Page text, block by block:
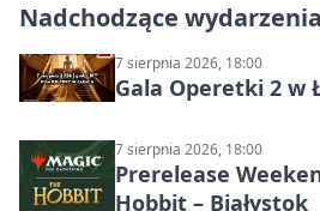
Nadchodzące wydarzenia
7 sierpnia 2026, 18:00
Gala Operetki 2 w
7 sierpnia 2026, 18:00
Prerelease
Hobbit – Białystok